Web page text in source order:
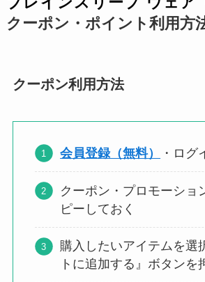
クーポン・ポイント利用方
クーポン利用方法
会員登録（無料） ・ログ
クーポン・プロモーショ
ピーしておく
購入したいアイテムを選
トに追加する』ボタンを